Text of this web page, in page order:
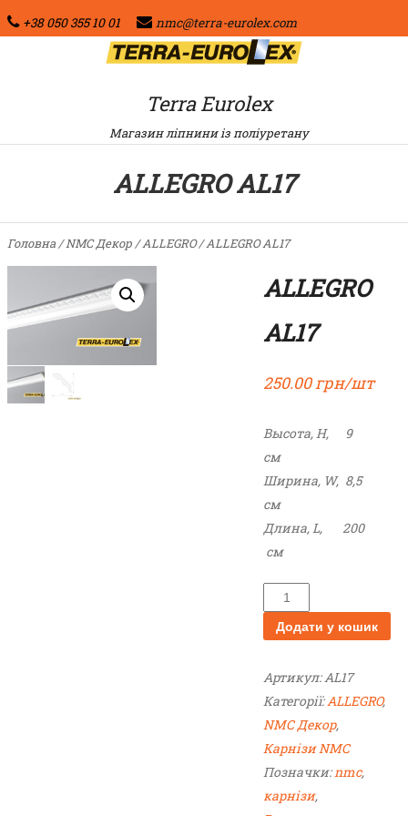
+38 050 355 10 01 nmc@terra-eurolex.com
Terra Eurolex
Магазин ліпнини із поліуретану
ALLEGRO AL17
Головна /NMC Декор /ALLEGRO/ ALLEGRO AL17
ALLEGRO
AL17
250.00грн/шт
Высота, H,
см
9
Ширина, W,
см
8,5
Длина, L,
см
200
L
L
G
Додати у кошик
Артикул:AL17
Категорії:ALLEGRO,
NMC Декор,
Карнізи NMC
Позначки:nmc,
карнізи,